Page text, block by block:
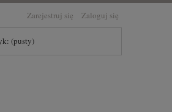
Zarejestruj się Zaloguj się
(pusty)